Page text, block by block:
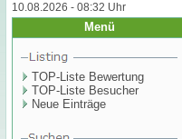
10.08.2026 - 08:32 Uhr
Menü
TOP-Liste Bewertung
TOP-Liste Besucher
Neue Einträge